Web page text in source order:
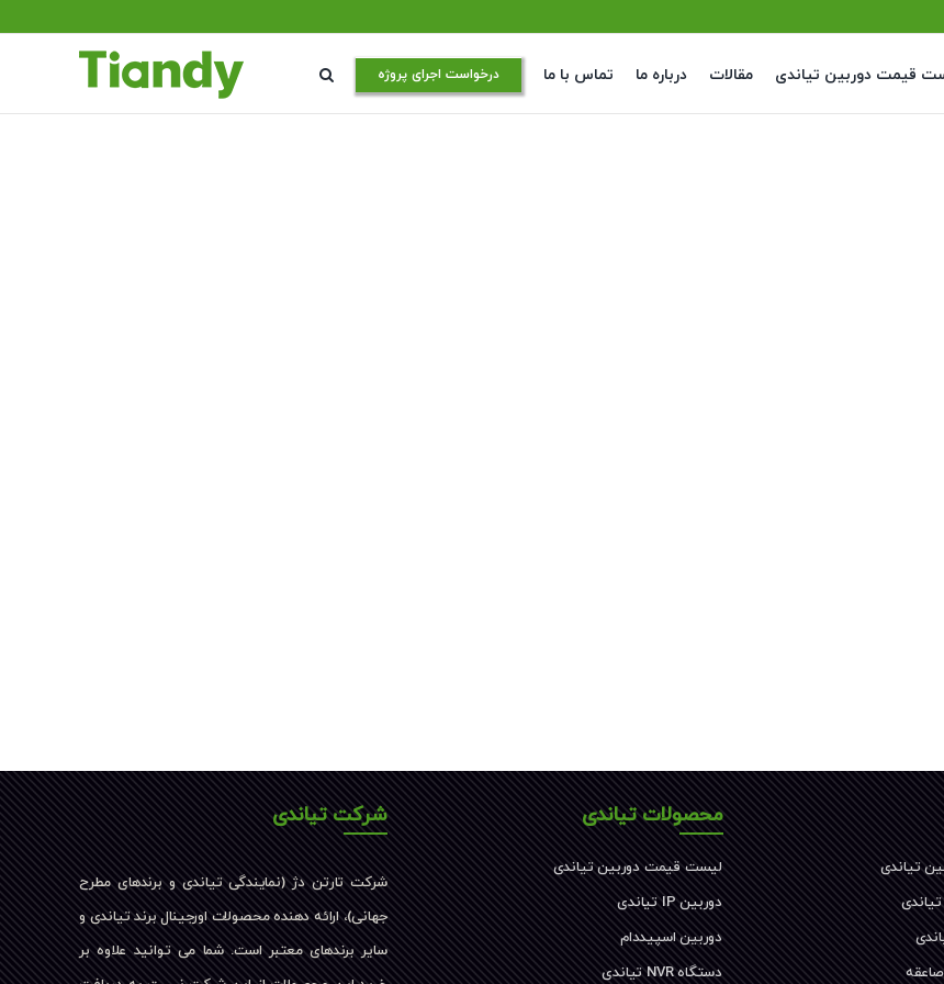
قیمت دوربین تیاندی مقالات درباره ما تماس با ما درخواست اجرای پروژه
تیاندی
تیاندی
محصولات تیاندی
لیست قیمت دوربین تیاندی
دوربین IP تیاندی
دوربین اسپیددام
دستگاه NVR تیاندی
شرکت تیاندی
شرکت تارتن دژ (نمایندگی تیاندی و برندهای مطرح
جهانی)، ارائه دهنده محصولات اورجینال برند تیاندی و
سایر برندهای معتبر است. شما می توانید علاوه بر